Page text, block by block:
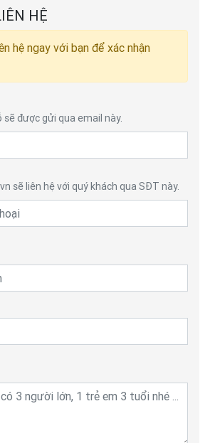
HỆ
hệ ngay với bạn để xác nhận
sẽ được gửi qua email này.
sẽ liên hệ với quý khách qua SĐT này.